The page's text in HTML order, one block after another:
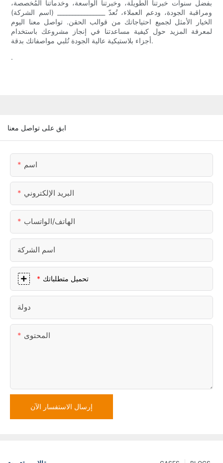
بفضل سنوات خبرتنا الطويلة، وخبرتنا الواسعة، وخدماتنا المُخصصة،
ومراقبة الجودة، ودعم العملاء، تُعدّ ________________ (اسم الشركة)
الخيار الأمثل لجميع احتياجاتك من قوالب الحقن. تواصل معنا اليوم
لمعرفة المزيد حول كيفية مساعدتنا في إنجاز مشروعك باستخدام
أجزاء بلاستيكية عالية الجودة تُلبي مواصفاتك بدقة.
.
ابق على تواصل معنا
اسم
البريد الإلكتروني
الهاتف/الواتساب
اسم الشركة
تحميل متطلباتك
دولة
المحتوى
إرسال الاستفسار الآن